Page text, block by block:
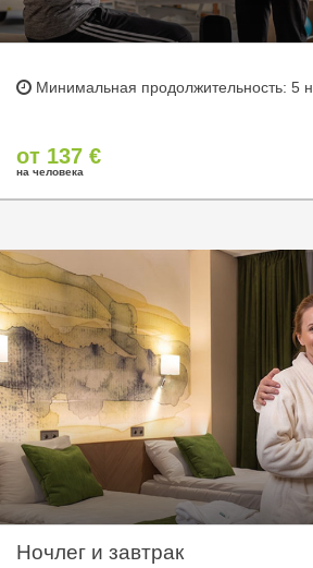
Минимальная продолжительность: 5 н.
от 137 €
на человека
Ночлег и завтрак